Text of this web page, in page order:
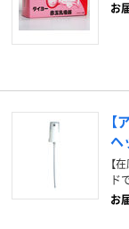
お
【
ヘ
【
ド
お